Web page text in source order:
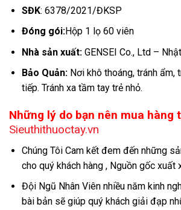
SĐK: 6378/2021/ĐKSP
Đóng gói:Hộp 1 lọ 60 viên
Nhà sản xuất: GENSEI Co., Ltd –
Bảo Quản: Nơi khô thoáng, tránh ẩm,
tiếp. Tránh xa tầm tay trẻ nhỏ.
Những lý do bạn nên mua hàng
Sieuthithuoctay.vn
Chúng Tôi Cam kết đem đến những
cho quý khách hàng , Nguồn gốc xuất
Đội Ngũ Nhân Viên nhiều năm kinh
bài bản sẽ giúp quý khách giải đạp